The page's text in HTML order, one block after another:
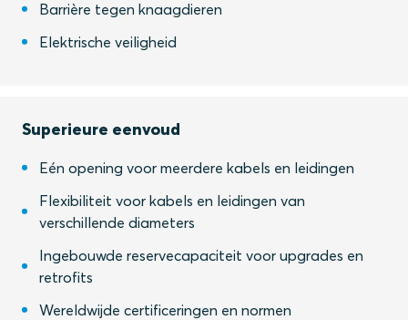
Barrière tegen knaagdieren
Elektrische veiligheid
Superieure eenvoud
Eén opening voor meerdere kabels en leidingen
Flexibiliteit voor kabels en leidingen van
verschillende diameters
Ingebouwde reservecapaciteit voor upgrades en
retrofits
Wereldwijde certificeringen en normen